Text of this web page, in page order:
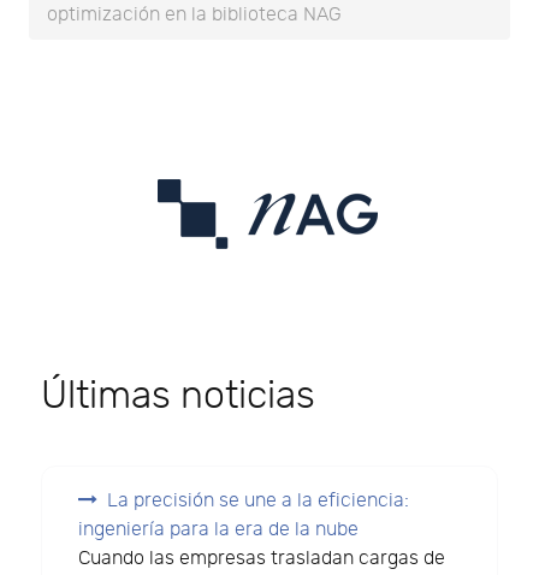
optimización en la biblioteca NAG
Últimas noticias
La precisión se une a la eficiencia:
ingeniería para la era de la nube
Cuando las empresas trasladan cargas de